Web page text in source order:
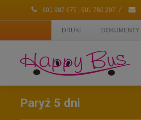
601 987 675 | 601 760 297 /
DRUKI DOKUMENTY
Paryż 5 dni